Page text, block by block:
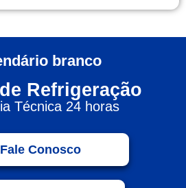
Refrigeração
Técnica 24 horas
Fale Conosco